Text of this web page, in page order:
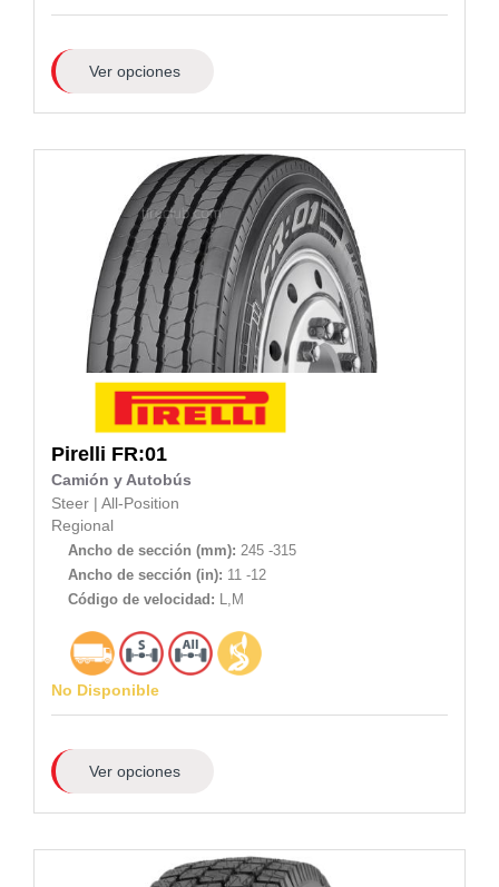
Ver opciones
Pirelli FR:01
Camión y Autobús
Steer
All-Position
Regional
Ancho de sección (mm): 245 -315
Ancho de sección (in): 11 -12
Código de velocidad:
L,M
No Disponible
Ver opciones